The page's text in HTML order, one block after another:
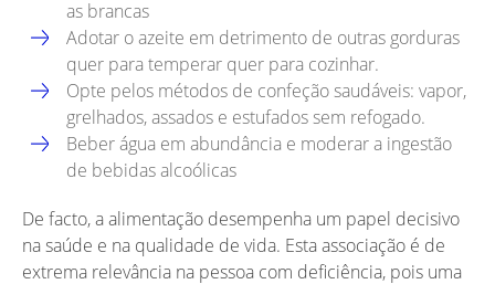
as brancas
Adotar o azeite em detrimento de outras gorduras
quer para temperar quer para cozinhar.
Opte pelos métodos de confeção saudáveis: vapor,
grelhados, assados e estufados sem refogado.
Beber água em abundância e moderar a ingestão
de bebidas alcoólicas
De facto, a alimentação desempenha um papel decisivo
na saúde e na qualidade de vida. Esta associação é de
extrema relevância na pessoa com deficiência, pois uma